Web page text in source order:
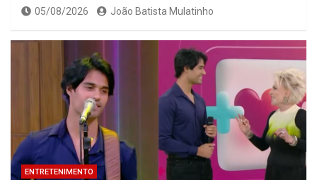
05/08/2026 João Batista Mulatinho
ENTRETENIMENTO